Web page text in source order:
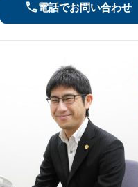
電話でお問い合わせ